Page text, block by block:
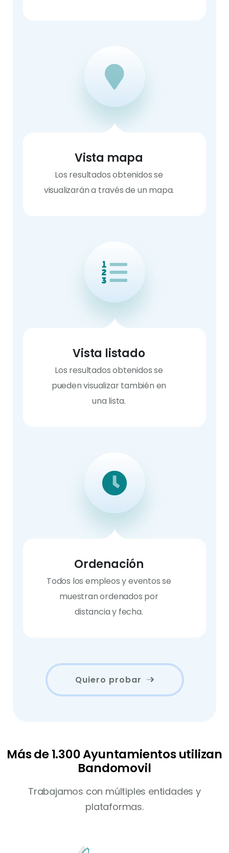
Vista mapa
Los resultados obtenidos se
visualizarán a través de un mapa.
Vista listado
Los resultados obtenidos se
pueden visualizar también en
una lista.
Ordenación
Todos los empleos y eventos se
muestran ordenados por
distancia y fecha.
Quiero probar
Más de 1.300 Ayuntamientos utilizan
Bandomovil
Trabajamos con múltiples entidades y
plataformas.